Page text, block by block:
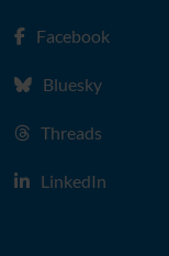
Facebook
Bluesky
Threads
LinkedIn